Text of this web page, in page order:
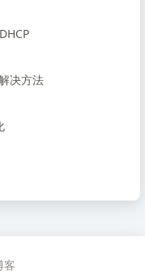
决方法
客